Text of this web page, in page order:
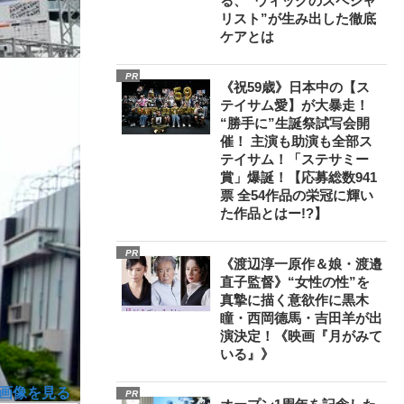
像を見る
リスト”が生み出した徹底
ケアとは
PR
《祝59歳》日本中の【ス
テイサム愛】が大暴走！
“勝手に”生誕祭試写会開
催！ 主演も助演も全部ス
テイサム！「ステサミー
賞」爆誕！【応募総数941
票 全54作品の栄冠に輝い
た作品とはー!?】
PR
《渡辺淳一原作＆娘・渡邉
直子監督》“女性の性”を
真摯に描く意欲作に黒木
瞳・西岡德馬・吉田羊が出
演決定！《映画『月がみて
いる』》
PR